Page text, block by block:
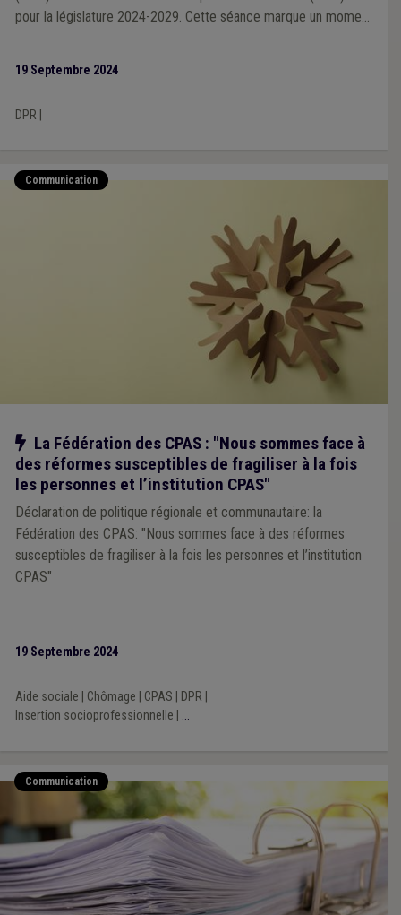
pour la législature 2024-2029. Cette séance marque un moment
communautaires, afin de rendre un avis clé attendu tant par la
19 Septembre 2024
DPR
Communication
Notre action
La Fédération des CPAS : "Nous sommes face à
des réformes susceptibles de fragiliser à la fois
les personnes et l’institution CPAS"
Déclaration de politique régionale et communautaire: la
Fédération des CPAS: "Nous sommes face à des réformes
susceptibles de fragiliser à la fois les personnes et l’institution
CPAS"
19 Septembre 2024
Aide sociale Chômage CPAS DPR
Insertion socioprofessionnelle
...
Communication